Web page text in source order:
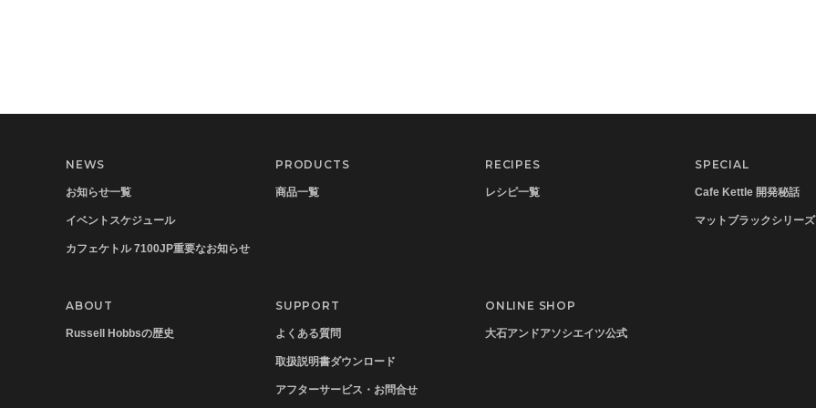
NEWS
お知らせ一覧
イベントスケジュール
カフェケトル 7100JP重要なお知らせ
PRODUCTS
商品一覧
RECIPES
レシピ一覧
SPECIAL
Cafe Kettle 開発秘話
マットブラックシリーズ
ABOUT
Russell Hobbsの歴史
SUPPORT
よくある質問
取扱説明書ダウンロード
アフターサービス・お問合せ
ONLINE SHOP
大石アンドアソシエイツ公式